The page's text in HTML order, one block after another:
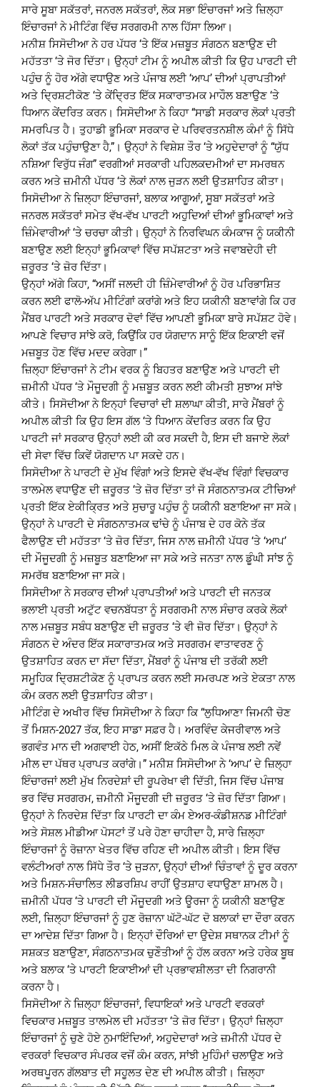
ਸਾਰੇ ਸੂਬਾ ਸਕੱਤਰਾਂ, ਜਨਰਲ ਸਕੱਤਰਾਂ, ਲੋਕ ਸਭਾ ਇੰਚਾਰਜਾਂ ਅਤੇ ਜ਼ਿਲ੍ਹਾ
ਇੰਚਾਰਜਾਂ ਨੇ ਮੀਟਿੰਗ ਵਿੱਚ ਸਰਗਰਮੀ ਨਾਲ ਹਿੱਸਾ ਲਿਆ।
ਮਨੀਸ਼ ਸਿਸੋਦੀਆ ਨੇ ਹਰ ਪੱਧਰ ‘ਤੇ ਇੱਕ ਮਜ਼ਬੂਤ ​​ਸੰਗਠਨ ਬਣਾਉਣ ਦੀ
ਮਹੱਤਤਾ ‘ਤੇ ਜੋਰ ਦਿੱਤਾ। ਉਨ੍ਹਾਂ ਟੀਮ ਨੂੰ ਅਪੀਲ ਕੀਤੀ ਕਿ ਉਹ ਪਾਰਟੀ ਦੀ
ਪਹੁੰਚ ਨੂੰ ਹੋਰ ਅੱਗੇ ਵਧਾਉਣ ਅਤੇ ਪੰਜਾਬ ਲਈ ‘ਆਪ’ ਦੀਆਂ ਪ੍ਰਾਪਤੀਆਂ
ਅਤੇ ਦ੍ਰਿਸ਼ਟੀਕੋਣ ‘ਤੇ ਕੇਂਦ੍ਰਿਤ ਇੱਕ ਸਕਾਰਾਤਮਕ ਮਾਹੌਲ ਬਣਾਉਣ ‘ਤੇ
ਧਿਆਨ ਕੇਂਦਰਿਤ ਕਰਨ। ਸਿਸੋਦੀਆ ਨੇ ਕਿਹਾ “ਸਾਡੀ ਸਰਕਾਰ ਲੋਕਾਂ ਪ੍ਰਤੀ
ਸਮਰਪਿਤ ਹੈ। ਤੁਹਾਡੀ ਭੂਮਿਕਾ ਸਰਕਾਰ ਦੇ ਪਰਿਵਰਤਨਸ਼ੀਲ ਕੰਮਾਂ ਨੂੰ ਸਿੱਧੇ
ਲੋਕਾਂ ਤੱਕ ਪਹੁੰਚਾਉਣਾ ਹੈ,”। ਉਨ੍ਹਾਂ ਨੇ ਵਿਸ਼ੇਸ਼ ਤੌਰ ‘ਤੇ ਅਹੁਦੇਦਾਰਾਂ ਨੂੰ “ਯੁੱਧ
ਨਸ਼ਿਆ ਵਿਰੁੱਧ ਜੰਗ” ਵਰਗੀਆਂ ਸਰਕਾਰੀ ਪਹਿਲਕਦਮੀਆਂ ਦਾ ਸਮਰਥਨ
ਕਰਨ ਅਤੇ ਜ਼ਮੀਨੀ ਪੱਧਰ ‘ਤੇ ਲੋਕਾਂ ਨਾਲ ਜੁੜਨ ਲਈ ਉਤਸ਼ਾਹਿਤ ਕੀਤਾ।
ਸਿਸੋਦੀਆ ਨੇ ਜ਼ਿਲ੍ਹਾ ਇੰਚਾਰਜਾਂ, ਬਲਾਕ ਆਗੂਆਂ, ਸੂਬਾ ਸਕੱਤਰਾਂ ਅਤੇ
ਜਨਰਲ ਸਕੱਤਰਾਂ ਸਮੇਤ ਵੱਖ-ਵੱਖ ਪਾਰਟੀ ਅਹੁਦਿਆਂ ਦੀਆਂ ਭੂਮਿਕਾਵਾਂ ਅਤੇ
ਜ਼ਿੰਮੇਵਾਰੀਆਂ ‘ਤੇ ਚਰਚਾ ਕੀਤੀ। ਉਨ੍ਹਾਂ ਨੇ ਨਿਰਵਿਘਨ ਕੰਮਕਾਜ ਨੂੰ ਯਕੀਨੀ
ਬਣਾਉਣ ਲਈ ਇਨ੍ਹਾਂ ਭੂਮਿਕਾਵਾਂ ਵਿੱਚ ਸਪੱਸ਼ਟਤਾ ਅਤੇ ਜਵਾਬਦੇਹੀ ਦੀ
ਜ਼ਰੂਰਤ ‘ਤੇ ਜ਼ੋਰ ਦਿੱਤਾ।
ਉਨ੍ਹਾਂ ਅੱਗੇ ਕਿਹਾ, “ਅਸੀਂ ਜਲਦੀ ਹੀ ਜ਼ਿੰਮੇਵਾਰੀਆਂ ਨੂੰ ਹੋਰ ਪਰਿਭਾਸ਼ਿਤ
ਕਰਨ ਲਈ ਫਾਲੋ-ਅੱਪ ਮੀਟਿੰਗਾਂ ਕਰਾਂਗੇ ਅਤੇ ਇਹ ਯਕੀਨੀ ਬਣਾਵਾਂਗੇ ਕਿ ਹਰ
ਮੈਂਬਰ ਪਾਰਟੀ ਅਤੇ ਸਰਕਾਰ ਦੋਵਾਂ ਵਿੱਚ ਆਪਣੀ ਭੂਮਿਕਾ ਬਾਰੇ ਸਪੱਸ਼ਟ ਹੋਵੇ।
ਆਪਣੇ ਵਿਚਾਰ ਸਾਂਝੇ ਕਰੋ, ਕਿਉਂਕਿ ਹਰ ਯੋਗਦਾਨ ਸਾਨੂੰ ਇੱਕ ਇਕਾਈ ਵਜੋਂ
ਮਜ਼ਬੂਤ ​​ਹੋਣ ਵਿੱਚ ਮਦਦ ਕਰੇਗਾ।”
ਜ਼ਿਲ੍ਹਾ ਇੰਚਾਰਜਾਂ ਨੇ ਟੀਮ ਵਰਕ ਨੂੰ ਬਿਹਤਰ ਬਣਾਉਣ ਅਤੇ ਪਾਰਟੀ ਦੀ
ਜ਼ਮੀਨੀ ਪੱਧਰ ‘ਤੇ ਮੌਜੂਦਗੀ ਨੂੰ ਮਜ਼ਬੂਤ ​​ਕਰਨ ਲਈ ਕੀਮਤੀ ਸੁਝਾਅ ਸਾਂਝੇ
ਕੀਤੇ। ਸਿਸੋਦੀਆ ਨੇ ਇਨ੍ਹਾਂ ਵਿਚਾਰਾਂ ਦੀ ਸ਼ਲਾਘਾ ਕੀਤੀ, ਸਾਰੇ ਮੈਂਬਰਾਂ ਨੂੰ
ਅਪੀਲ ਕੀਤੀ ਕਿ ਉਹ ਇਸ ਗੱਲ ‘ਤੇ ਧਿਆਨ ਕੇਂਦਰਿਤ ਕਰਨ ਕਿ ਉਹ
ਪਾਰਟੀ ਜਾਂ ਸਰਕਾਰ ਉਨ੍ਹਾਂ ਲਈ ਕੀ ਕਰ ਸਕਦੀ ਹੈ, ਇਸ ਦੀ ਬਜਾਏ ਲੋਕਾਂ
ਦੀ ਸੇਵਾ ਵਿੱਚ ਕਿਵੇਂ ਯੋਗਦਾਨ ਪਾ ਸਕਦੇ ਹਨ।
ਸਿਸੋਦੀਆ ਨੇ ਪਾਰਟੀ ਦੇ ਮੁੱਖ ਵਿੰਗਾਂ ਅਤੇ ਇਸਦੇ ਵੱਖ-ਵੱਖ ਵਿੰਗਾਂ ਵਿਚਕਾਰ
ਤਾਲਮੇਲ ਵਧਾਉਣ ਦੀ ਜ਼ਰੂਰਤ ‘ਤੇ ਜ਼ੋਰ ਦਿੱਤਾ ਤਾਂ ਜੋ ਸੰਗਠਨਾਤਮਕ ਟੀਚਿਆਂ
ਪ੍ਰਤੀ ਇੱਕ ਏਕੀਕ੍ਰਿਤ ਅਤੇ ਸੁਚਾਰੂ ਪਹੁੰਚ ਨੂੰ ਯਕੀਨੀ ਬਣਾਇਆ ਜਾ ਸਕੇ।
ਉਨ੍ਹਾਂ ਨੇ ਪਾਰਟੀ ਦੇ ਸੰਗਠਨਾਤਮਕ ਢਾਂਚੇ ਨੂੰ ਪੰਜਾਬ ਦੇ ਹਰ ਕੋਨੇ ਤੱਕ
ਫੈਲਾਉਣ ਦੀ ਮਹੱਤਤਾ ‘ਤੇ ਜ਼ੋਰ ਦਿੱਤਾ, ਜਿਸ ਨਾਲ ਜ਼ਮੀਨੀ ਪੱਧਰ ‘ਤੇ ‘ਆਪ’
ਦੀ ਮੌਜੂਦਗੀ ਨੂੰ ਮਜ਼ਬੂਤ ​​ਬਣਾਇਆ ਜਾ ਸਕੇ ਅਤੇ ਜਨਤਾ ਨਾਲ ਡੂੰਘੀ ਸਾਂਝ ਨੂੰ
ਸਮਰੱਥ ਬਣਾਇਆ ਜਾ ਸਕੇ।
ਸਿਸੋਦੀਆ ਨੇ ਸਰਕਾਰ ਦੀਆਂ ਪ੍ਰਾਪਤੀਆਂ ਅਤੇ ਪਾਰਟੀ ਦੀ ਜਨਤਕ
ਭਲਾਈ ਪ੍ਰਤੀ ਅਟੁੱਟ ਵਚਨਬੱਧਤਾ ਨੂੰ ਸਰਗਰਮੀ ਨਾਲ ਸੰਚਾਰ ਕਰਕੇ ਲੋਕਾਂ
ਨਾਲ ਮਜ਼ਬੂਤ ​​ਸਬੰਧ ਬਣਾਉਣ ਦੀ ਜ਼ਰੂਰਤ ‘ਤੇ ਵੀ ਜ਼ੋਰ ਦਿੱਤਾ। ਉਨ੍ਹਾਂ ਨੇ
ਸੰਗਠਨ ਦੇ ਅੰਦਰ ਇੱਕ ਸਕਾਰਾਤਮਕ ਅਤੇ ਸਰਗਰਮ ਵਾਤਾਵਰਣ ਨੂੰ
ਉਤਸ਼ਾਹਿਤ ਕਰਨ ਦਾ ਸੱਦਾ ਦਿੱਤਾ, ਮੈਂਬਰਾਂ ਨੂੰ ਪੰਜਾਬ ਦੀ ਤਰੱਕੀ ਲਈ
ਸਮੂਹਿਕ ਦ੍ਰਿਸ਼ਟੀਕੋਣ ਨੂੰ ਪ੍ਰਾਪਤ ਕਰਨ ਲਈ ਸਮਰਪਣ ਅਤੇ ਏਕਤਾ ਨਾਲ
ਕੰਮ ਕਰਨ ਲਈ ਉਤਸ਼ਾਹਿਤ ਕੀਤਾ।
ਮੀਟਿੰਗ ਦੇ ਅਖੀਰ ਵਿੱਚ ਸਿਸੋਦੀਆ ਨੇ ਕਿਹਾ ਕਿ “ਲੁਧਿਆਣਾ ਜਿਮਨੀ ਚੋਣ
ਤੋਂ ਮਿਸ਼ਨ-2027 ਤੱਕ, ਇਹ ਸਾਡਾ ਸਫ਼ਰ ਹੈ। ਅਰਵਿੰਦ ਕੇਜਰੀਵਾਲ ਅਤੇ
ਭਗਵੰਤ ਮਾਨ ਦੀ ਅਗਵਾਈ ਹੇਠ, ਅਸੀਂ ਇਕੱਠੇ ਮਿਲ ਕੇ ਪੰਜਾਬ ਲਈ ਨਵੇਂ
ਮੀਲ ਦਾ ਪੱਥਰ ਪ੍ਰਾਪਤ ਕਰਾਂਗੇ।” ਮਨੀਸ਼ ਸਿਸੋਦੀਆ ਨੇ ‘ਆਪ’ ਦੇ ਜ਼ਿਲ੍ਹਾ
ਇੰਚਾਰਜਾਂ ਲਈ ਮੁੱਖ ਨਿਰਦੇਸ਼ਾਂ ਦੀ ਰੂਪਰੇਖਾ ਵੀ ਦਿੱਤੀ, ਜਿਸ ਵਿੱਚ ਪੰਜਾਬ
ਭਰ ਵਿੱਚ ਸਰਗਰਮ, ਜ਼ਮੀਨੀ ਮੌਜੂਦਗੀ ਦੀ ਜ਼ਰੂਰਤ ‘ਤੇ ਜ਼ੋਰ ਦਿੱਤਾ ਗਿਆ।
ਉਨ੍ਹਾਂ ਨੇ ਨਿਰਦੇਸ਼ ਦਿੱਤਾ ਕਿ ਪਾਰਟੀ ਦਾ ਕੰਮ ਏਅਰ-ਕੰਡੀਸ਼ਨਡ ਮੀਟਿੰਗਾਂ
ਅਤੇ ਸੋਸ਼ਲ ਮੀਡੀਆ ਪੋਸਟਾਂ ਤੋਂ ਪਰੇ ਹੋਣਾ ਚਾਹੀਦਾ ਹੈ, ਸਾਰੇ ਜ਼ਿਲ੍ਹਾ
ਇੰਚਾਰਜਾਂ ਨੂੰ ਰੋਜ਼ਾਨਾ ਖੇਤਰ ਵਿੱਚ ਰਹਿਣ ਦੀ ਅਪੀਲ ਕੀਤੀ। ਇਸ ਵਿੱਚ
ਵਲੰਟੀਅਰਾਂ ਨਾਲ ਸਿੱਧੇ ਤੌਰ ‘ਤੇ ਜੁੜਨਾ, ਉਨ੍ਹਾਂ ਦੀਆਂ ਚਿੰਤਾਵਾਂ ਨੂੰ ਦੂਰ ਕਰਨਾ
ਅਤੇ ਮਿਸ਼ਨ-ਸੰਚਾਲਿਤ ਲੀਡਰਸ਼ਿਪ ਰਾਹੀਂ ਉਤਸ਼ਾਹ ਵਧਾਉਣਾ ਸ਼ਾਮਲ ਹੈ।
ਜ਼ਮੀਨੀ ਪੱਧਰ ‘ਤੇ ਪਾਰਟੀ ਦੀ ਮੌਜੂਦਗੀ ਅਤੇ ਊਰਜਾ ਨੂੰ ਯਕੀਨੀ ਬਣਾਉਣ
ਲਈ, ਜ਼ਿਲ੍ਹਾ ਇੰਚਾਰਜਾਂ ਨੂੰ ਹੁਣ ਰੋਜ਼ਾਨਾ ਘੱਟੋ-ਘੱਟ ਦੋ ਬਲਾਕਾਂ ਦਾ ਦੌਰਾ ਕਰਨ
ਦਾ ਆਦੇਸ਼ ਦਿੱਤਾ ਗਿਆ ਹੈ। ਇਨ੍ਹਾਂ ਦੌਰਿਆਂ ਦਾ ਉਦੇਸ਼ ਸਥਾਨਕ ਟੀਮਾਂ ਨੂੰ
ਸਸ਼ਕਤ ਬਣਾਉਣਾ, ਸੰਗਠਨਾਤਮਕ ਚੁਣੌਤੀਆਂ ਨੂੰ ਹੱਲ ਕਰਨਾ ਅਤੇ ਹਰੇਕ ਬੂਥ
ਅਤੇ ਬਲਾਕ ‘ਤੇ ਪਾਰਟੀ ਇਕਾਈਆਂ ਦੀ ਪ੍ਰਭਾਵਸ਼ੀਲਤਾ ਦੀ ਨਿਗਰਾਨੀ
ਕਰਨਾ ਹੈ।
ਸਿਸੋਦੀਆ ਨੇ ਜ਼ਿਲ੍ਹਾ ਇੰਚਾਰਜਾਂ, ਵਿਧਾਇਕਾਂ ਅਤੇ ਪਾਰਟੀ ਵਰਕਰਾਂ
ਵਿਚਕਾਰ ਮਜ਼ਬੂਤ ​​ਤਾਲਮੇਲ ਦੀ ਮਹੱਤਤਾ ‘ਤੇ ਜ਼ੋਰ ਦਿੱਤਾ। ਉਨ੍ਹਾਂ ਜ਼ਿਲ੍ਹਾ
ਇੰਚਾਰਜਾਂ ਨੂੰ ਚੁਣੇ ਹੋਏ ਨੁਮਾਇੰਦਿਆਂ, ਅਹੁਦੇਦਾਰਾਂ ਅਤੇ ਜ਼ਮੀਨੀ ਪੱਧਰ ਦੇ
ਵਰਕਰਾਂ ਵਿਚਕਾਰ ਸੰਪਰਕ ਵਜੋਂ ਕੰਮ ਕਰਨ, ਸਾਂਝੀ ਮੁਹਿੰਮਾਂ ਚਲਾਉਣ ਅਤੇ
ਅਰਥਪੂਰਨ ਗੱਲਬਾਤ ਦੀ ਸਹੂਲਤ ਦੇਣ ਦੀ ਅਪੀਲ ਕੀਤੀ। ਜ਼ਿਲ੍ਹਾ